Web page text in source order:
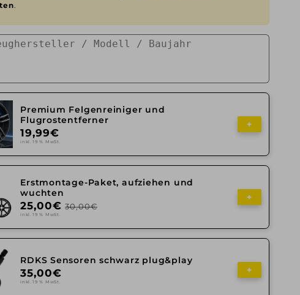
.
Premium Felgenreiniger und
Flugrostentferner
19,99€
inkl. 19 % MwSt.
+
Erstmontage-Paket, aufziehen und
wuchten
25,00€ 30,00€
inkl. 19 % MwSt.
+
RDKS Sensoren schwarz plug&play
35,00€
inkl. 19 % MwSt.
+